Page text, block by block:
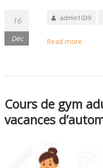
16
Déc
admin1039
Read more
Cours de gym
vacances